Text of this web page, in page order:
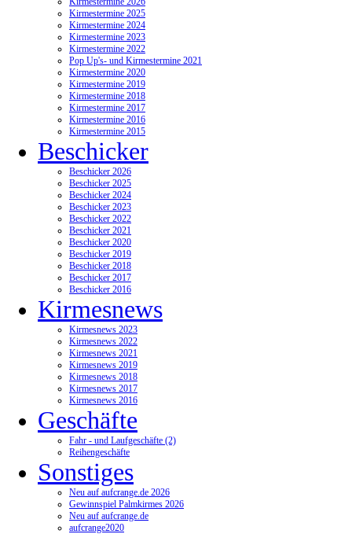
Kirmestermine 2025
Kirmestermine 2024
Kirmestermine 2023
Kirmestermine 2022
Pop Up's- und Kirmestermine 2021
Kirmestermine 2020
Kirmestermine 2019
Kirmestermine 2018
Kirmestermine 2017
Kirmestermine 2016
Kirmestermine 2015
Beschicker
Beschicker 2026
Beschicker 2025
Beschicker 2024
Beschicker 2023
Beschicker 2022
Beschicker 2021
Beschicker 2020
Beschicker 2019
Beschicker 2018
Beschicker 2017
Beschicker 2016
Kirmesnews
Kirmesnews 2023
Kirmesnews 2022
Kirmesnews 2021
Kirmesnews 2019
Kirmesnews 2018
Kirmesnews 2017
Kirmesnews 2016
Geschäfte
Fahr - und Laufgeschäfte (2)
Reihengeschäfte
Sonstiges
Neu auf aufcrange.de 2026
Gewinnspiel Palmkirmes 2026
Neu auf aufcrange.de
aufcrange2020